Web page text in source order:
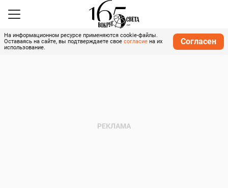
На информационном ресурсе применяются cookie-файлы.
Оставаясь на сайте, вы подтверждаете свое согласие на их
использование.
Согласен